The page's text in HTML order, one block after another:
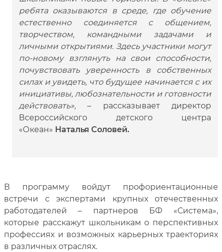
ребята оказываются в среде, где обучение
естественно соединяется с общением,
творчеством, командными задачами и
личными открытиями. Здесь участники могут
по-новому взглянуть на свои способности,
почувствовать уверенность в собственных
силах и увидеть, что будущее начинается с их
инициативы, любознательности и готовности
действовать»,– рассказывает директор
Всероссийского детского центра
«Океан» Наталья Соловей.
В программу войдут профориентационные
встречи с экспертами крупных отечественных
работодателей – партнеров БФ «Система»,
которые расскажут школьникам о перспективных
профессиях и возможных карьерных траекториях
в различных отраслях.